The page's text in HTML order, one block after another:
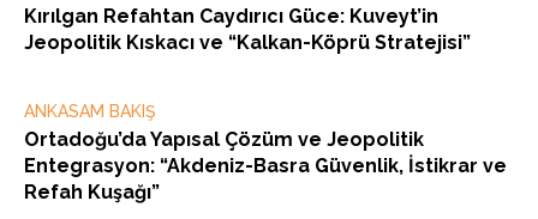
Kırılgan Refahtan Caydırıcı Güce: Kuveyt’in
Jeopolitik Kıskacı ve “Kalkan-Köprü Stratejisi”
ANKASAM BAKIŞ
Ortadoğu’da Yapısal Çözüm ve Jeopolitik
Entegrasyon: “Akdeniz-Basra Güvenlik, İstikrar ve
Refah Kuşağı”